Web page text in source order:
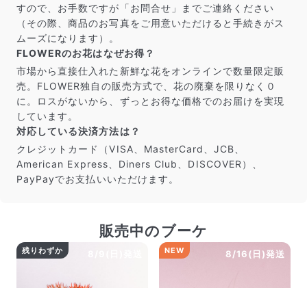
すので、お手数ですが「お問合せ」までご連絡ください
（その際、商品のお写真をご用意いただけると手続きがス
ムーズになります）。
FLOWERのお花はなぜお得？
市場から直接仕入れた新鮮な花をオンラインで数量限定販
売。FLOWER独自の販売方式で、花の廃棄を限りなく０
に。ロスがないから、ずっとお得な価格でのお届けを実現
しています。
対応している決済方法は？
クレジットカード（VISA、MasterCard、JCB、
American Express、Diners Club、DISCOVER）、
PayPayでお支払いいただけます。
販売中のブーケ
残りわずか 8/16(日)発送
NEW